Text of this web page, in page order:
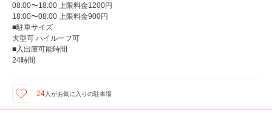
08:00〜18:00 上限料金1200円
18:00〜08:00 上限料金900円
■駐車サイズ
大型可 ハイルーフ可
■入出庫可能時間
24時間
24人がお気に入りの駐車場